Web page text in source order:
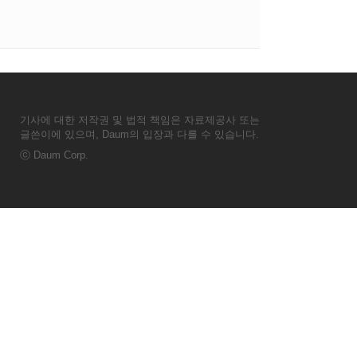
기사에 대한 저작권 및 법적 책임은 자료제공사 또는
글쓴이에 있으며, Daum의 입장과 다를 수 있습니다.
ⓒ Daum Corp.